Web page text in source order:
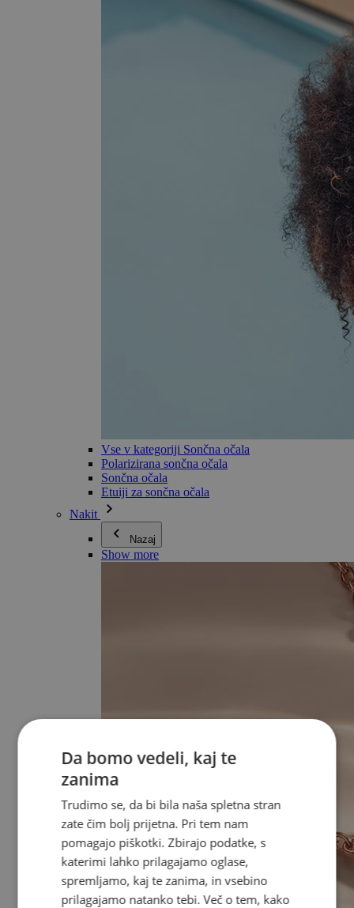
Vse v kategoriji Sončna očala
Polarizirana sončna očala
Sončna očala
Etuiji za sončna očala
Nakit
Nazaj
Show more
Da bomo vedeli, kaj te
zanima
Trudimo se, da bi bila naša spletna stran
zate čim bolj prijetna. Pri tem nam
pomagajo piškotki. Zbirajo podatke, s
katerimi lahko prilagajamo oglase,
spremljamo, kaj te zanima, in vsebino
prilagajamo natanko tebi. Več o tem, kako